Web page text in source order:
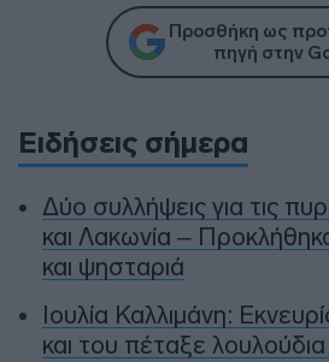
Προσθήκη ως
πηγή στην
Ειδήσεις σήμερα
Δύο συλλήψεις για τις
και Λακωνία –
και ψησταριά
Ιουλία Καλλιμάνη:
και του πέταξε